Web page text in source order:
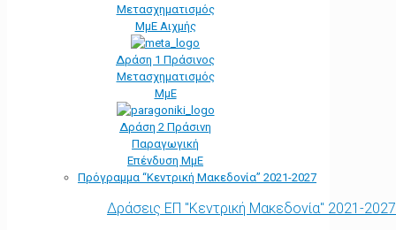
Μετασχηματισμός
ΜμΕ Αιχμής
Δράση 1 Πράσινος
Μετασχηματισμός
ΜμΕ
Δράση 2 Πράσινη
Παραγωγική
Επένδυση ΜμΕ
Πρόγραμμα “Κεντρική Μακεδονία” 2021-2027
Δράσεις ΕΠ "Κεντρική Μακεδονία" 2021-2027